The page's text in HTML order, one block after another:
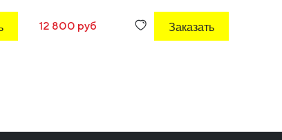
12 800 руб Заказать